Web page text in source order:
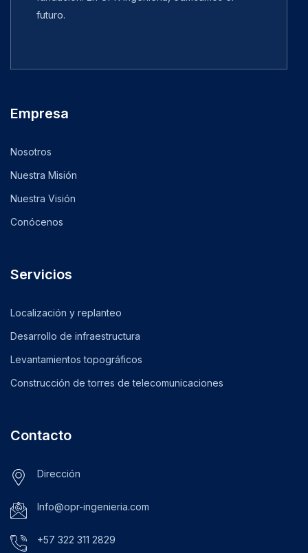
futuro.
Empresa
Nosotros
Nuestra Misión
Nuestra Visión
Conócenos
Servicios
Localización y replanteo
Desarrollo de infraestructura
Levantamientos topográficos
Construcción de torres de telecomunicaciones
Contacto
Dirección
Info@opr-ingenieria.com
+57 322 311 2829